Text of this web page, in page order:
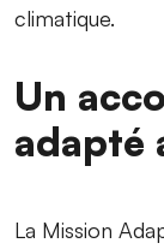
climatique.
Un
adapté
La Mission